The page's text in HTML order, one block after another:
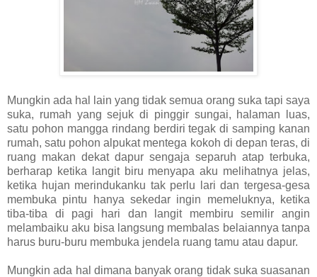
Mungkin ada hal lain yang tidak semua orang suka tapi saya
suka, rumah yang sejuk di pinggir sungai, halaman luas,
satu pohon mangga rindang berdiri tegak di samping kanan
rumah, satu pohon alpukat mentega kokoh di depan teras, di
ruang makan dekat dapur sengaja separuh atap terbuka,
berharap ketika langit biru menyapa aku melihatnya jelas,
ketika hujan merindukanku tak perlu lari dan tergesa-gesa
membuka pintu hanya sekedar ingin memeluknya, ketika
tiba-tiba di pagi hari dan langit membiru semilir angin
melambaiku aku bisa langsung membalas belaiannya tanpa
harus buru-buru membuka jendela ruang tamu atau dapur.
Mungkin ada hal dimana banyak orang tidak suka suasanan